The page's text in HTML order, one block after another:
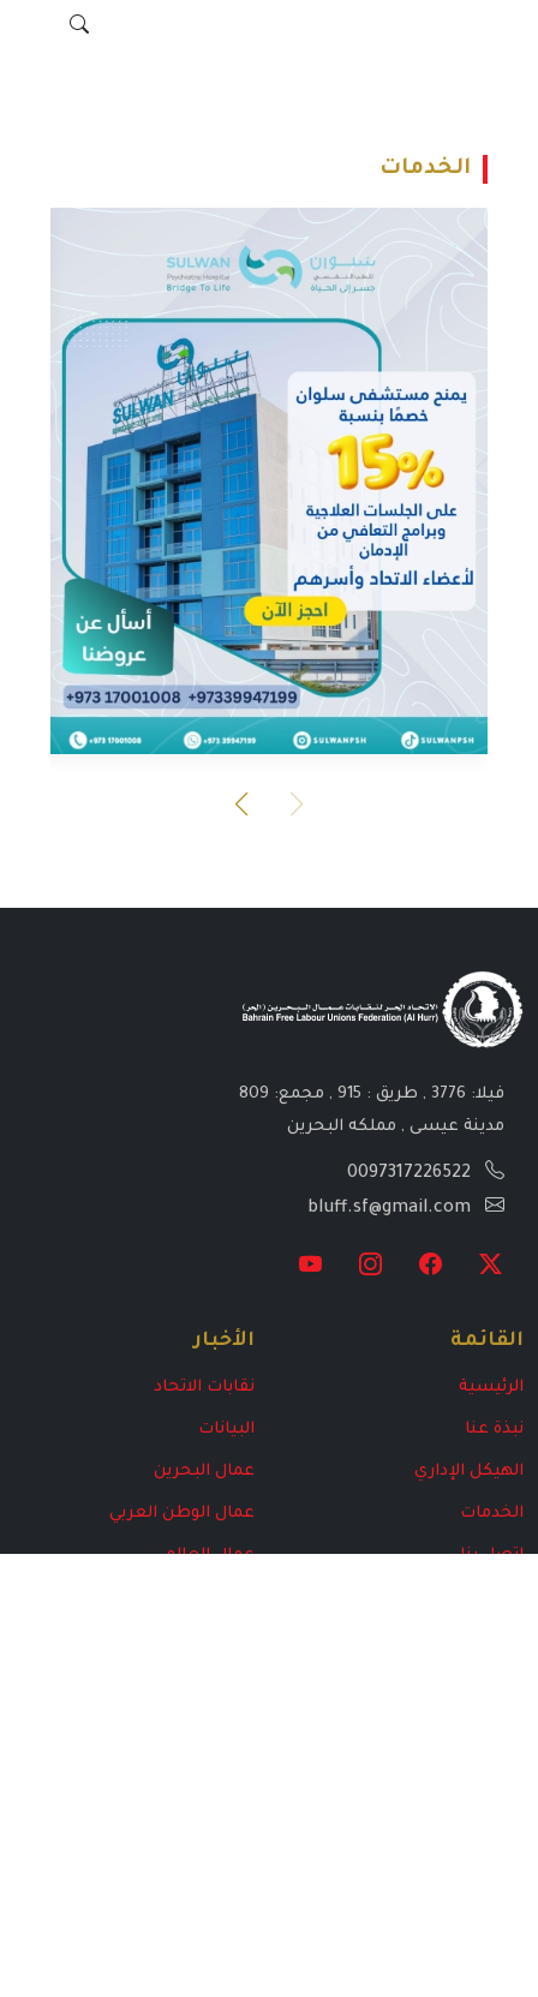
الخدمات
فيلا: 3776 , طريق : 915 , مجمع: 809
مدينة عيسى , مملكه البحرين
0097317226522
bluff.sf@gmail.com
القائمة
الرئيسية
نبذة عنا
الهيكل الإداري
الخدمات
اتصل بنا
الأخبار
نقابات الاتحاد
البيانات
عمال البحرين
عمال الوطن العربي
عمال العالم